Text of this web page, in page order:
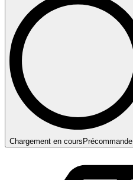
Chargement en coursPrécommande